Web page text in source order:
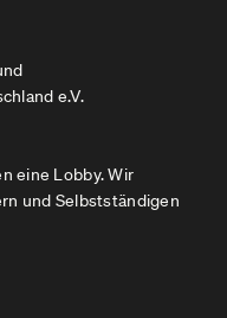
e.V.
eine Lobby. Wir
und Selbstständigen